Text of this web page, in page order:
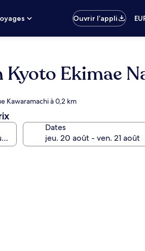
Ouvrir l’appli
Ekimae
Kawaramachi à 0,2 km
Dates